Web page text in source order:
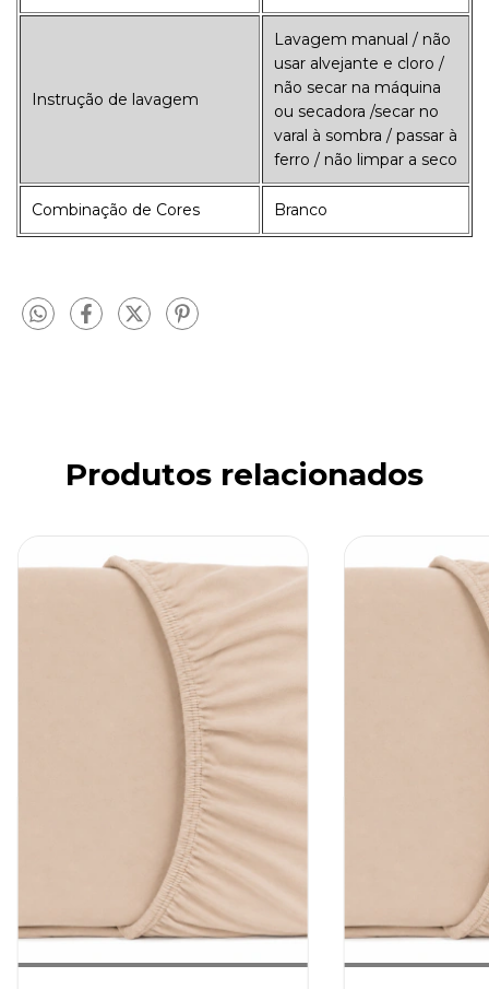
Instrução de lavagem
Lavagem manual / não
usar alvejante e cloro /
não secar na máquina
ou secadora /secar no
varal à sombra / passar à
ferro / não limpar a seco
Combinação de Cores Branco
Produtos relacionados